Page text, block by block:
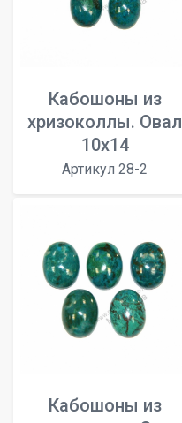
Кабошоны из
хризоколлы. Овал
10х14
Артикул 28-2
Кабошоны из